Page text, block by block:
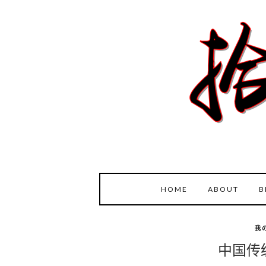
HOME ABOUT
我
中国传